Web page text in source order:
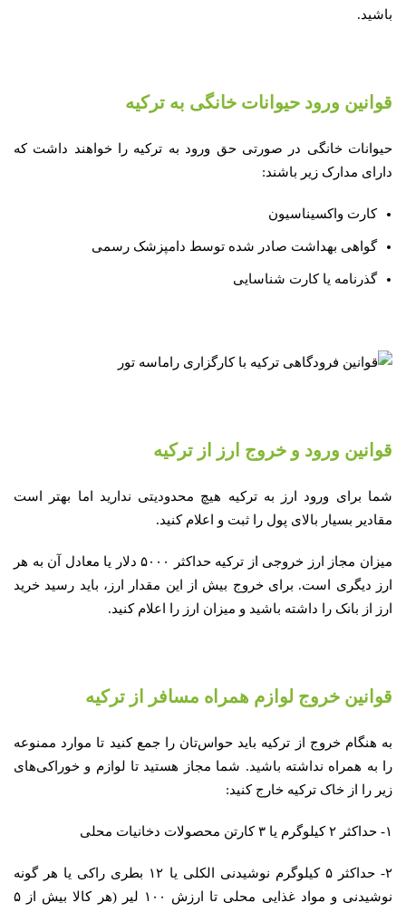
باشید.
قوانین ورود حیوانات خانگی به ترکیه
حیوانات خانگی در صورتی حق ورود به ترکیه را خواهند داشت که
دارای مدارک زیر باشند:
کارت واکسیناسیون
گواهی بهداشت صادر شده توسط دامپزشک رسمی
گذرنامه یا کارت شناسایی
قوانین ورود و خروج ارز از ترکیه
شما برای ورود ارز به ترکیه هیچ محدودیتی ندارید اما بهتر است
مقادیر بسیار بالای پول را ثبت و اعلام کنید.
میزان مجاز ارز خروجی از ترکیه حداکثر ۵۰۰۰ دلار یا معادل آن به هر
ارز دیگری است. برای خروج بیش از این مقدار ارز، باید رسید خرید
ارز از بانک را داشته باشید و میزان ارز را اعلام کنید.
قوانین خروج لوازم همراه مسافر از ترکیه
به هنگام خروج از ترکیه باید حواس‌تان را جمع کنید تا موارد ممنوعه
را به همراه نداشته باشید. شما مجاز هستید تا لوازم و خوراکی‌های
زیر را از خاک ترکیه خارج کنید:
۱- حداکثر ۲ کیلوگرم یا ۳ کارتن محصولات دخانیات محلی
۲- حداکثر ۵ کیلوگرم نوشیدنی الکلی یا ۱۲ بطری راکی یا هر گونه
نوشیدنی و مواد غذایی محلی تا ارزش ۱۰۰ لیر (هر کالا بیش از ۵